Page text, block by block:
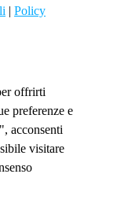
| Policy
offrirti
preferenze e
acconsenti
visitare